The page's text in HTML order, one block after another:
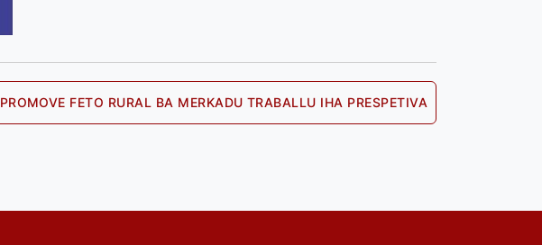
Next
PROMOVE FETO RURAL BA MERKADU TRABALLU IHA PRESPETIVA